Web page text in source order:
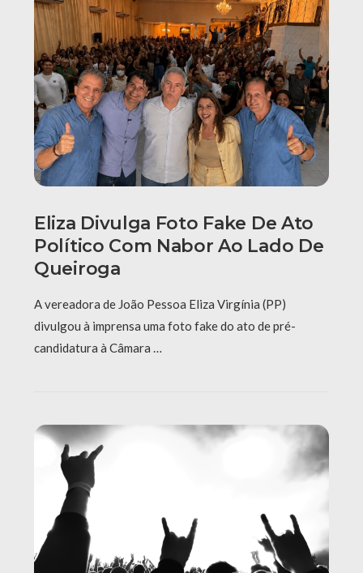
Eliza Divulga Foto Fake De Ato
Político Com Nabor Ao Lado De
Queiroga
A vereadora de João Pessoa Eliza Virgínia (PP)
divulgou à imprensa uma foto fake do ato de pré-
candidatura à Câmara …